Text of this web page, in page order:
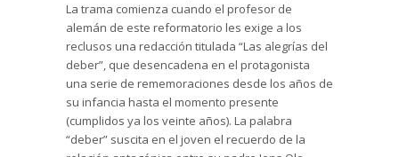
La trama comienza cuando el profesor de
alemán de este reformatorio les exige a los
reclusos una redacción titulada “Las alegrías del
deber”, que desencadena en el protagonista
una serie de rememoraciones desde los años de
su infancia hasta el momento presente
(cumplidos ya los veinte años). La palabra
“deber” suscita en el joven el recuerdo de la